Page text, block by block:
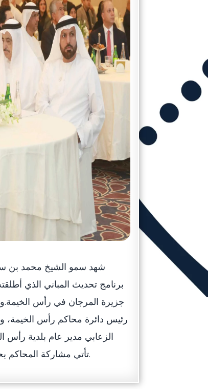
شهد سمو الشيخ محمد بن
برنامج تحديث المباني الذي
جزيرة المرجان في رأس
رئيس دائرة محاكم رأس الخيمة،
الزعابي مدير عام بلدية رأس
تأتي مشاركة المحاكم بحفل البرنامج لتعزيز مشاركاتها المؤسسية مع مختلف الجهات الحكومية.